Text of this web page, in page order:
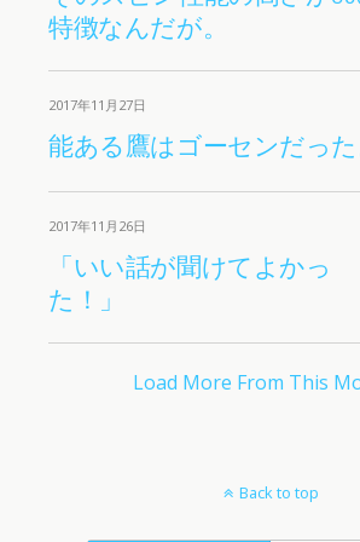
特徴なんだが。
2017年11月27日
能ある鷹はゴーセンだった
2017年11月26日
「いい話が聞けてよかっ
た！」
Load More From This
Back to top